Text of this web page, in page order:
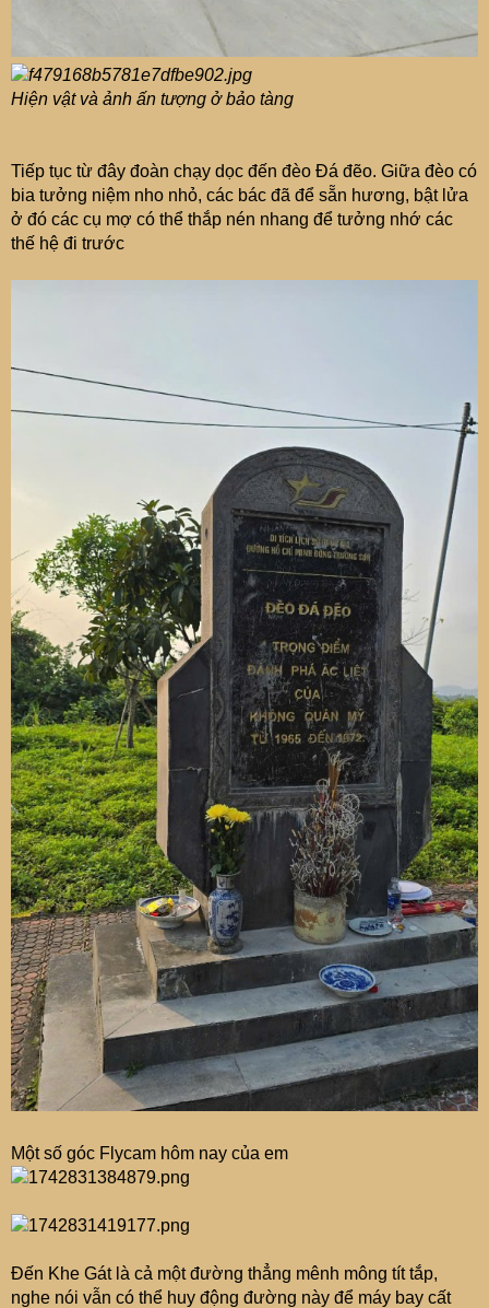
Hiện vật và ảnh ấn tượng ở bảo tàng
Tiếp tục từ đây đoàn chạy dọc đến đèo Đá đẽo. Giữa đèo có
bia tưởng niệm nho nhỏ, các bác đã để sẵn hương, bật lửa
ở đó các cụ mợ có thể thắp nén nhang để tưởng nhớ các
thế hệ đi trước
Một số góc Flycam hôm nay của em
Đến Khe Gát là cả một đường thẳng mênh mông tít tắp,
nghe nói vẫn có thể huy động đường này để máy bay cất